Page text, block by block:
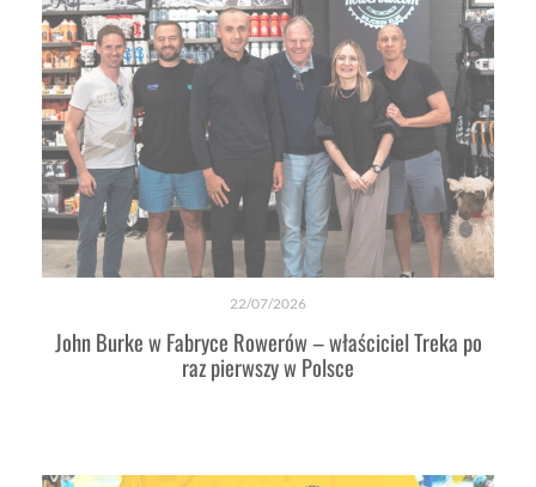
22/07/2026
John Burke w Fabryce Rowerów – właściciel Treka po
raz pierwszy w Polsce